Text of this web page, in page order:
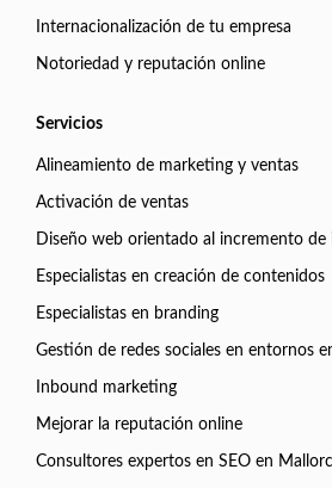
Internacionalización de tu empresa
Notoriedad y reputación online
Servicios
Alineamiento de marketing y ventas
Activación de ventas
Diseño web orientado al incremento de
Especialistas en creación de contenidos
Especialistas en branding
Gestión de redes sociales en entornos
Inbound marketing
Mejorar la reputación online
Consultores expertos en SEO en